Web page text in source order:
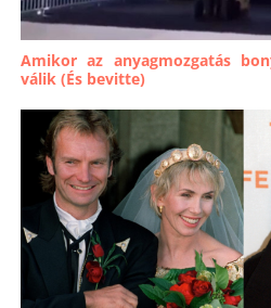
Amikor az anyagmozgatás
válik (És bevitte)